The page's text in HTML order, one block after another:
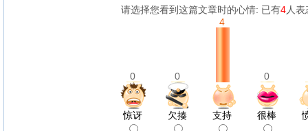
请选择您看到这篇文章时的心情: 已有4人
0 0
4
0
惊讶 欠揍 支持 很棒